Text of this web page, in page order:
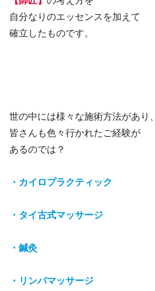
自分なりのエッセンスを加えて
確立したものです。
世の中には様々な施術方法があり、
皆さんも色々行かれたご経験が
あるのでは？
・カイロプラクティック
・タイ古式マッサージ
・鍼灸
・リンパマッサージ